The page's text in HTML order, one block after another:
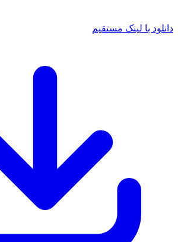
دانلود با لینک مستقیم